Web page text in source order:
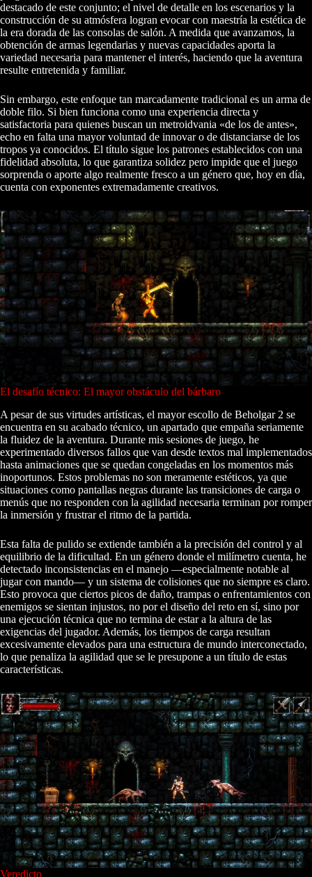
destacado de este conjunto; el nivel de detalle en los escenarios y la
construcción de su atmósfera logran evocar con maestría la estética de
la era dorada de las consolas de salón. A medida que avanzamos, la
obtención de armas legendarias y nuevas capacidades aporta la
variedad necesaria para mantener el interés, haciendo que la aventura
resulte entretenida y familiar.
Sin embargo, este enfoque tan marcadamente tradicional es un arma de
doble filo. Si bien funciona como una experiencia directa y
satisfactoria para quienes buscan un metroidvania «de los de antes»,
echo en falta una mayor voluntad de innovar o de distanciarse de los
tropos ya conocidos. El título sigue los patrones establecidos con una
fidelidad absoluta, lo que garantiza solidez pero impide que el juego
sorprenda o aporte algo realmente fresco a un género que, hoy en día,
cuenta con exponentes extremadamente creativos.
El desafío técnico: El mayor obstáculo del bárbaro
A pesar de sus virtudes artísticas, el mayor escollo de Beholgar 2 se
encuentra en su acabado técnico, un apartado que empaña seriamente
la fluidez de la aventura. Durante mis sesiones de juego, he
experimentado diversos fallos que van desde textos mal implementados
hasta animaciones que se quedan congeladas en los momentos más
inoportunos. Estos problemas no son meramente estéticos, ya que
situaciones como pantallas negras durante las transiciones de carga o
menús que no responden con la agilidad necesaria terminan por romper
la inmersión y frustrar el ritmo de la partida.
Esta falta de pulido se extiende también a la precisión del control y al
equilibrio de la dificultad. En un género donde el milímetro cuenta, he
detectado inconsistencias en el manejo —especialmente notable al
jugar con mando— y un sistema de colisiones que no siempre es claro.
Esto provoca que ciertos picos de daño, trampas o enfrentamientos con
enemigos se sientan injustos, no por el diseño del reto en sí, sino por
una ejecución técnica que no termina de estar a la altura de las
exigencias del jugador. Además, los tiempos de carga resultan
excesivamente elevados para una estructura de mundo interconectado,
lo que penaliza la agilidad que se le presupone a un título de estas
características.
Veredicto